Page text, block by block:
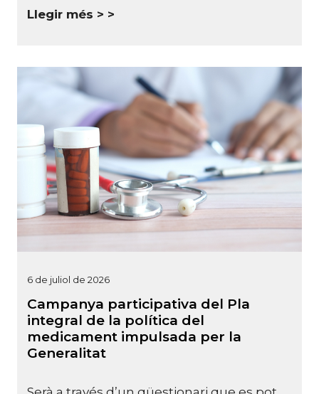
Llegir més >
6 de juliol de 2026
Campanya participativa del Pla
integral de la política del
medicament impulsada per la
Generalitat